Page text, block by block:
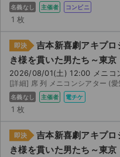
名義なし 主催者 コンビニ
1 枚
即決
吉本新喜劇アキプ
き様を貫いた男たち～東京
2026/08/01(土) 12:00 メニコ
[詳細] 席 列 メニコンシアター (
名義なし 主催者 電チケ
1 枚
即決
吉本新喜劇アキプ
き様を貫いた男たち～東京